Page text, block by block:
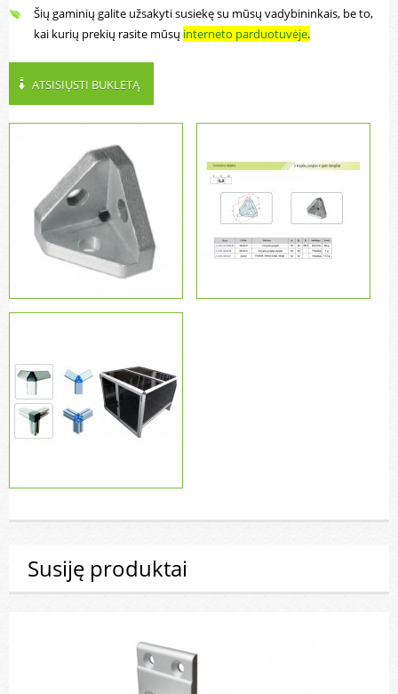
Šių gaminių galite užsakyti susiekę su mūsų vadybininkais, be to,
kai kurių prekių rasite mūsų interneto parduotuvėje.
ATSISIŲSTI BUKLETĄ
Susiję produktai